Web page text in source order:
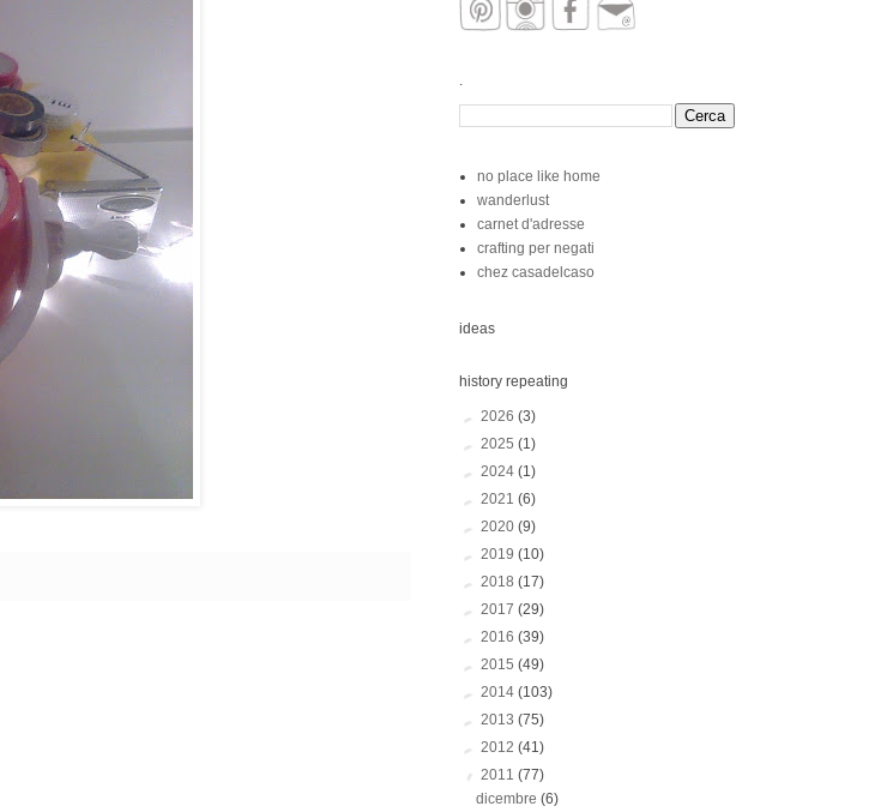
.
no place like home
wanderlust
carnet d'adresse
crafting per negati
chez casadelcaso
ideas
history repeating
► 2026 (3)
► 2025 (1)
► 2024 (1)
► 2021 (6)
► 2020 (9)
► 2019 (10)
► 2018 (17)
► 2017 (29)
► 2016 (39)
► 2015 (49)
► 2014 (103)
► 2013 (75)
► 2012 (41)
▼ 2011 (77)
dicembre(6)